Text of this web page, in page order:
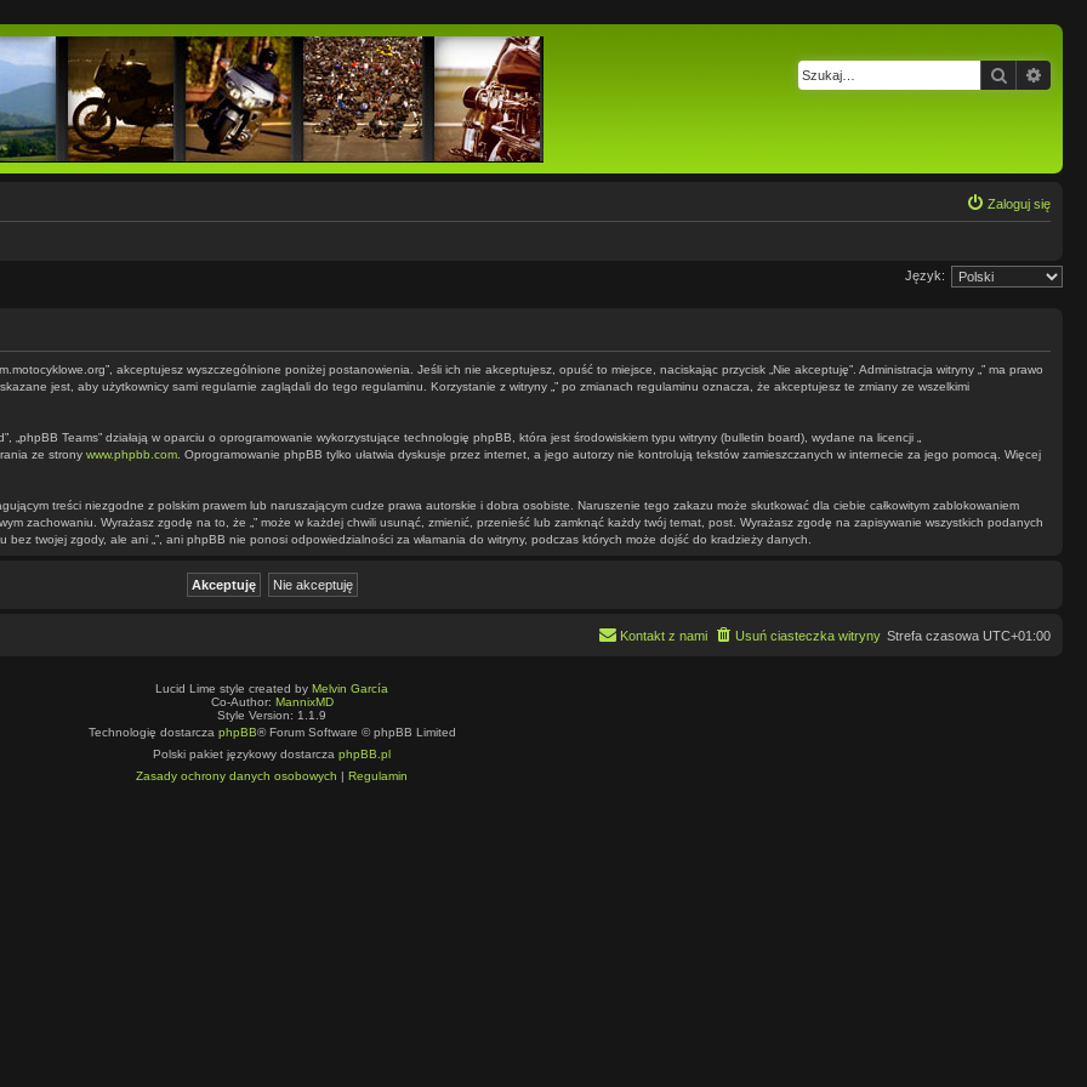
Szukaj
Zaloguj się
Język:
akceptujesz wyszczególnione poniżej postanowienia. Jeśli ich nie akceptujesz, opuść to miejsce, naciskając przycisk „Nie akceptuję”. Administracja witryny „” ma prawo
jest, aby użytkownicy sami regularnie zaglądali do tego regulaminu. Korzystanie z witryny „” po zmianach regulaminu oznacza, że akceptujesz te zmiany ze wszelkimi
„phpBB Teams” działają w oparciu o oprogramowanie wykorzystujące technologię phpBB, która jest środowiskiem typu witryny (bulletin board), wydane na licencji „
ze strony www.phpbb.com . Oprogramowanie phpBB tylko ułatwia dyskusje przez internet, a jego autorzy nie kontrolują tekstów zamieszczanych w internecie za jego pomocą. Więcej
treści niezgodne z polskim prawem lub naruszającym cudze prawa autorskie i dobra osobiste. Naruszenie tego zakazu może skutkować dla ciebie całkowitym zablokowaniem
zachowaniu. Wyrażasz zgodę na to, że „” może w każdej chwili usunąć, zmienić, przenieść lub zamknąć każdy twój temat, post. Wyrażasz zgodę na zapisywanie wszystkich podanych
twojej zgody, ale ani „”, ani phpBB nie ponosi odpowiedzialności za włamania do witryny, podczas których może dojść do kradzieży danych.
Strefa czasowa UTC+01:00
Usuń ciasteczka witryny
Kontakt z nami
Lucid Lime style created by Melvin García
Co-Author: MannixMD
Style Version: 1.1.9
Technologię dostarcza phpBB® Forum Software © phpBB Limited
Polski pakiet językowy dostarcza phpBB.pl
Zasady ochrony danych osobowych | Regulamin